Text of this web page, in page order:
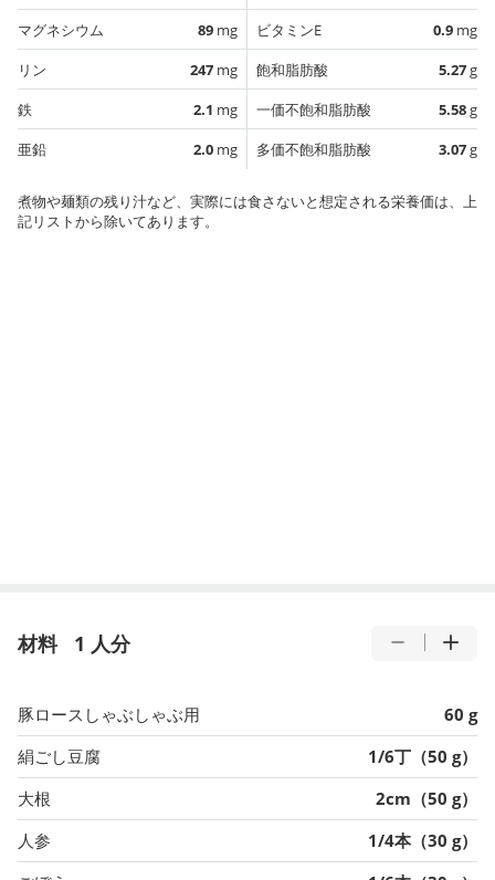
マグネシウム
89 mg
リン
247 mg
鉄
2.1 mg
亜鉛
2.0 mg
ビタミンE
0.9 mg
飽和脂肪酸
5.27g
一価不飽和脂肪酸
5.58g
多価不飽和脂肪酸
3.07g
煮物や麺類の残り汁など、実際には食さないと想定される栄養価は、上
記リストから除いてあります。
材料 1 人分
豚ロースしゃぶしゃぶ用
60 g
絹ごし豆腐
1/6丁（50 g）
大根
2cm（50 g）
人参
1/4本（30 g）